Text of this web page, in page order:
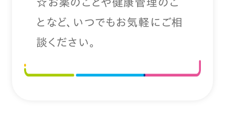
となど、いつでもお気軽にご相
談ください。